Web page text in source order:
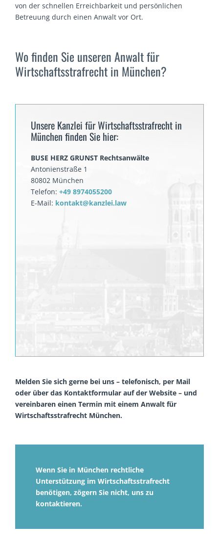
von der schnellen Erreichbarkeit und persönlichen
Betreuung durch einen Anwalt vor Ort.
Wo finden Sie unseren Anwalt für
Wirtschaftsstrafrecht in München?
Unsere Kanzlei für Wirtschaftsstrafrecht in
München finden Sie hier:
BUSE HERZ GRUNST Rechtsanwälte
Antonienstraße 1
80802 München
Telefon:+49 8974055200
E-Mail: kontakt@kanzlei.law
Melden Sie sich gerne bei uns – telefonisch, per Mail
oder über das Kontaktformular auf der Website – und
vereinbaren einen Termin mit einem Anwalt für
Wirtschaftsstrafrecht München.
Wenn Sie in München rechtliche
Unterstützung im Wirtschaftsstrafrecht
benötigen, zögern Sie nicht, uns zu
kontaktieren.